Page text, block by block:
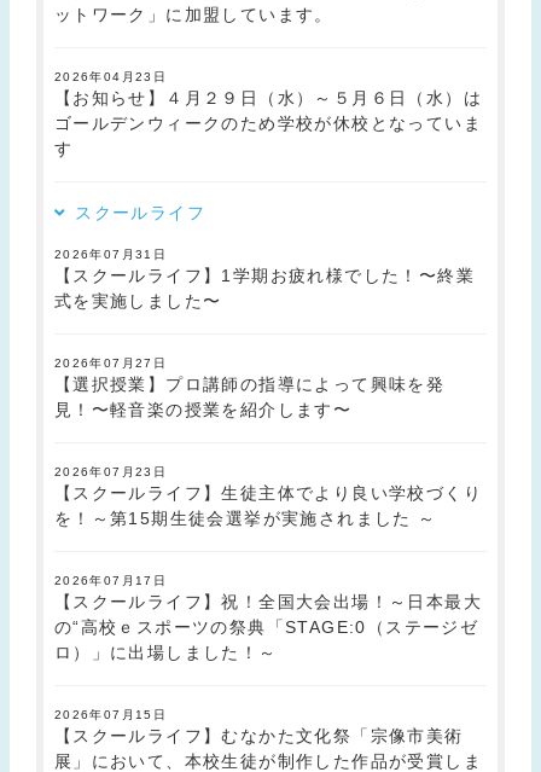
ットワーク」に加盟しています。
2026年04月23日
【お知らせ】４月２９日（水）～５月６日（水）は
ゴールデンウィークのため学校が休校となっていま
す
スクールライフ
2026年07月31日
【スクールライフ】1学期お疲れ様でした！〜終業
式を実施しました〜
2026年07月27日
【選択授業】プロ講師の指導によって興味を発
見！〜軽音楽の授業を紹介します〜
2026年07月23日
【スクールライフ】生徒主体でより良い学校づくり
を！～第15期生徒会選挙が実施されました ～
2026年07月17日
【スクールライフ】祝！全国大会出場！～日本最大
の“高校ｅスポーツの祭典「STAGE:0（ステージゼ
ロ）」に出場しました！～
2026年07月15日
【スクールライフ】むなかた文化祭「宗像市美術
展」において、本校生徒が制作した作品が受賞しま